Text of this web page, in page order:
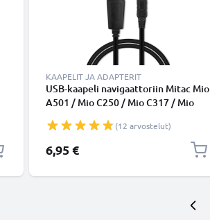
KAAPELIT JA ADAPTERIT
USB-kaapeli navigaattoriin Mitac Mio
A501 / Mio C250 / Mio C317 / Mio
latausjohto. Musta PVC kaapeli
(12 arvostelut)
6,95 €